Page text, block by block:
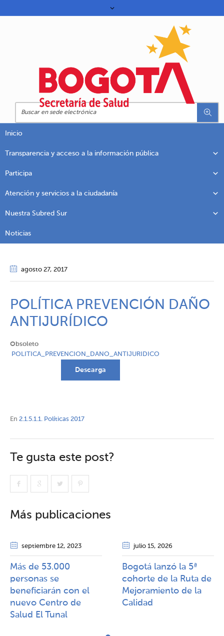
Inicio
Transparencia y acceso a la información pública
Participa
Atención y servicios a la ciudadanía
Nuestra Subred Sur
Noticias
agosto 27, 2017
POLÍTICA PREVENCIÓN DAÑO
ANTIJURÍDICO
Obsoleto
POLITICA_PREVENCION_DANO_ANTIJURIDICO
Descarga
En 2.1.5.1.1. Políticas 2017
Te gusta este post?
Más publicaciones
septiembre 12, 2023
Más de 53.000
personas se
beneficiarán con el
nuevo Centro de
Salud El Tunal
julio 15, 2026
Bogotá lanzó la 5ª
cohorte de la Ruta de
Mejoramiento de la
Calidad​​